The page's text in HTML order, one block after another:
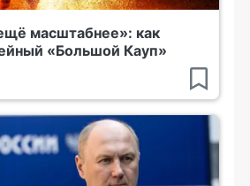
масштабнее»: как
«Большой Кауп»